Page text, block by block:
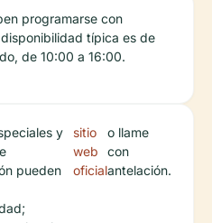
programarse con
típica es de
de 10:00 a 16:00.
y
pueden
sitio
web
oficial
o llame
con
antelación.